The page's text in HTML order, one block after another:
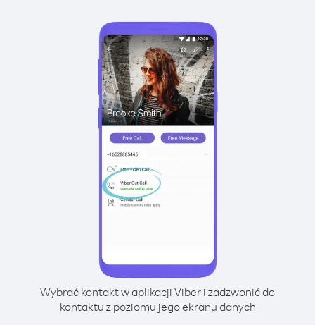
Wybrać kontakt w aplikacji Viber i zadzwonić do
kontaktu z poziomu jego ekranu danych